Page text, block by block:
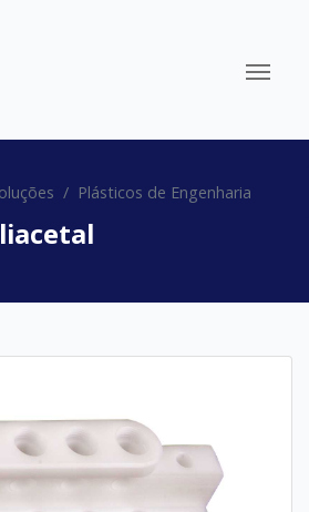
Plásticos de Engenharia